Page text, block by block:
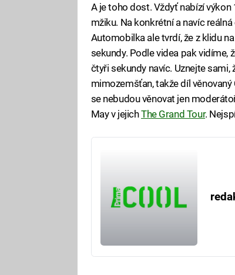
A je toho dost. Vždyť nabízí
mžiku. Na konkrétní a navíc
Automobilka ale tvrdí, že z klidu
sekundy. Podle videa pak
čtyři sekundy navíc. Uznejte
mimozemšťan, takže díl
se nebudou věnovat jen
May v jejichThe Grand Tour.